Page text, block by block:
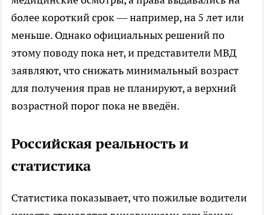
более короткий срок — например, на 5 лет или
меньше. Однако официальных решений по
этому поводу пока нет, и представители МВД
заявляют, что снижать минимальный возраст
для получения прав не планируют, а верхний
возрастной порог пока не введён.
Российская реальность и
статистика
Статистика показывает, что пожилые водители